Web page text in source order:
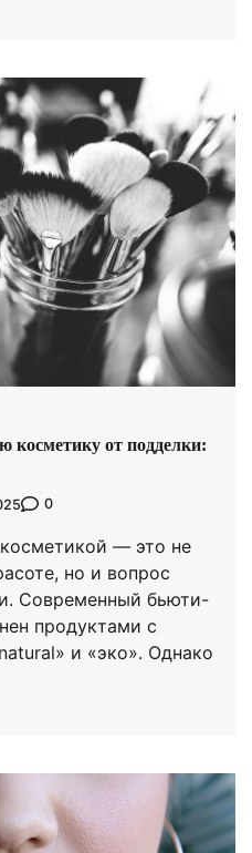
косметику от подделки:
0
— это не
но и вопрос
Современный бьюти-
продуктами с
и «эко». Однако